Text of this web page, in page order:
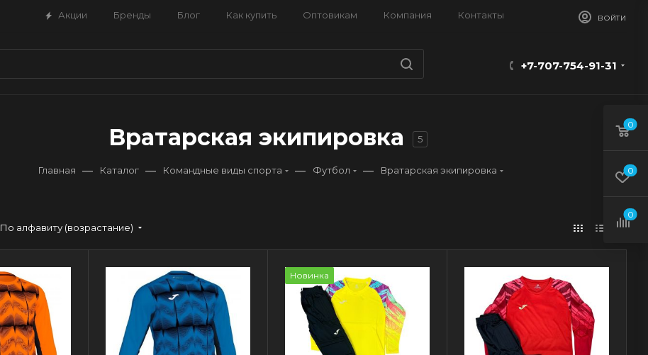
Акции Бренды Блог Как купить Оптовикам Компания Контакты ВОЙТИ
+7-707-754-91-31
Вратарская экипировка 5
Главная — Каталог — Командные виды спорта — Футбол — Вратарская экипировка
По алфавиту (возрастание)
Новинка
0
0
0